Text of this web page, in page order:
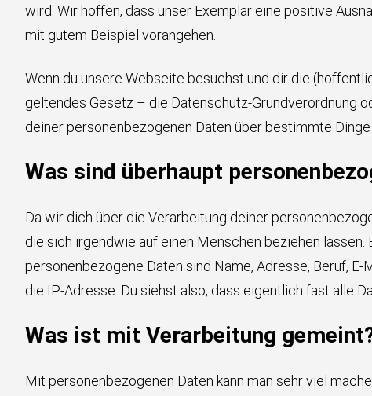
wird. Wir hoffen, dass unser Exemplar eine positive
mit gutem Beispiel vorangehen.
Wenn du unsere Webseite besuchst und dir die
geltendes Gesetz – die Datenschutz-Grundverordnung
deiner personenbezogenen Daten über bestimmte
Was sind überhaupt
Da wir dich über die Verarbeitung deiner
die sich irgendwie auf einen Menschen beziehen
personenbezogene Daten sind Name, Adresse, Beruf,
die IP-Adresse. Du siehst also, dass eigentlich fast alle
Was ist mit Verarbeitung
Mit personenbezogenen Daten kann man sehr viel